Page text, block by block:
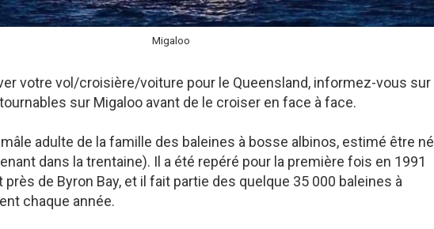
Migaloo
votre vol/croisière/voiture pour le Queensland, informez-vous sur
sur Migaloo avant de le croiser en face à face.
adulte de la famille des baleines à bosse albinos, estimé être né
dans la trentaine). Il a été repéré pour la première fois en 1991
près de Byron Bay, et il fait partie des quelque 35 000 baleines à
chaque année.